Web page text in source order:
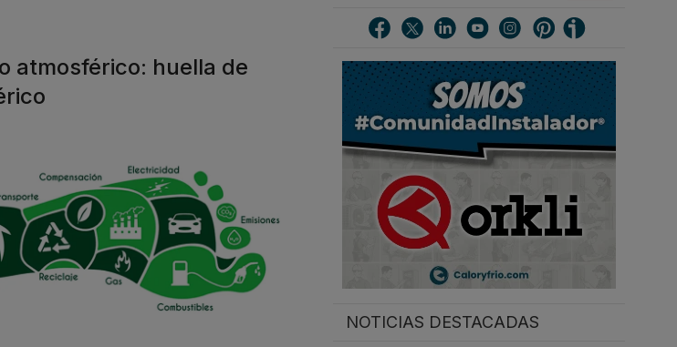
atmosférico: huella de
r
NOTICIAS DESTACADAS